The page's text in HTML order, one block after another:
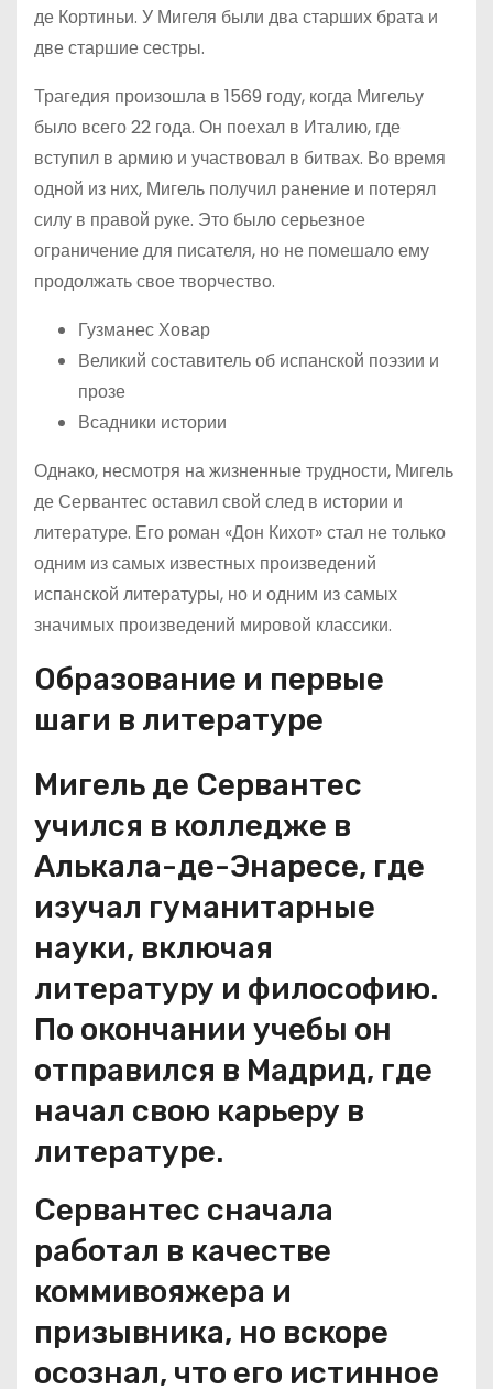
де Кортиньи. У Мигеля были два старших брата и
две старшие сестры.
Трагедия произошла в 1569 году, когда Мигельу
было всего 22 года. Он поехал в Италию, где
вступил в армию и участвовал в битвах. Во время
одной из них, Мигель получил ранение и потерял
силу в правой руке. Это было серьезное
ограничение для писателя, но не помешало ему
продолжать свое творчество.
Гузманес Ховар
Великий составитель об испанской поэзии и
прозе
Всадники истории
Однако, несмотря на жизненные трудности, Мигель
де Сервантес оставил свой след в истории и
литературе. Его роман «Дон Кихот» стал не только
одним из самых известных произведений
испанской литературы, но и одним из самых
значимых произведений мировой классики.
Образование и первые
шаги в литературе
Мигель де Сервантес
учился в колледже в
Алькала-де-Энаресе, где
изучал гуманитарные
науки, включая
литературу и философию.
По окончании учебы он
отправился в Мадрид, где
начал свою карьеру в
литературе.
Сервантес сначала
работал в качестве
коммивояжера и
призывника, но вскоре
осознал, что его истинное